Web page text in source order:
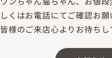
しくはお電話にてご確認お願
皆様のご来店心よりお待ち